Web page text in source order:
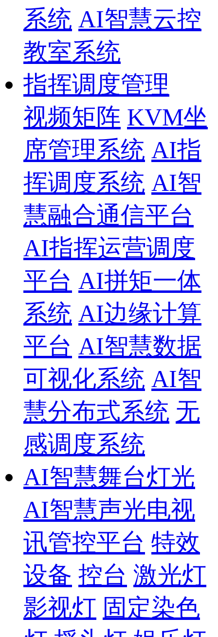
系统 AI智慧云控
教室系统
指挥调度管理
视频矩阵 KVM坐
席管理系统 AI指
挥调度系统 AI智
慧融合通信平台
AI指挥运营调度
平台 AI拼矩一体
系统 AI边缘计算
平台 AI智慧数据
可视化系统 AI智
慧分布式系统 无
感调度系统
AI智慧舞台灯光
AI智慧声光电视
讯管控平台 特效
设备 控台 激光灯
影视灯 固定染色